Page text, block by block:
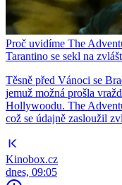
Proč uvidíme The
Tarantino se sekl na
Těsně před Vánoci se
jemuž možná prošla
Hollywoodu. The
což se údajně zasloužil
Kinobox.cz
dnes, 09:05